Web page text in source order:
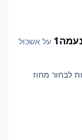
על אשכול
לבחור מחוז